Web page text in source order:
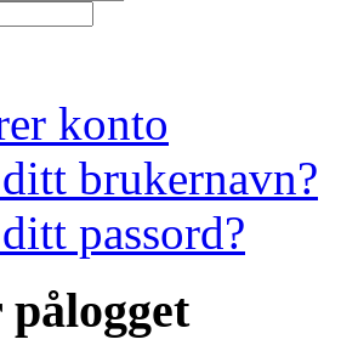
konto
brukernavn?
passord?